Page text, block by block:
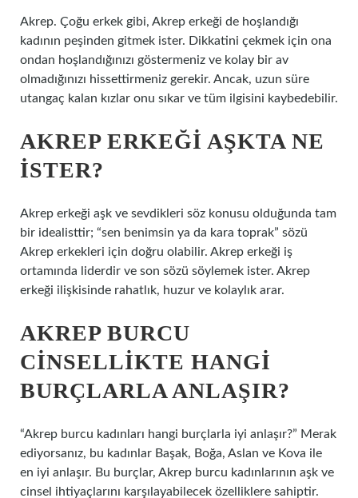
Akrep. Çoğu erkek gibi, Akrep erkeği de hoşlandığı
kadının peşinden gitmek ister. Dikkatini çekmek için ona
ondan hoşlandığınızı göstermeniz ve kolay bir av
olmadığınızı hissettirmeniz gerekir. Ancak, uzun süre
utangaç kalan kızlar onu sıkar ve tüm ilgisini kaybedebilir.
AKREP ERKEĞI AŞKTA NE
ISTER?
Akrep erkeği aşk ve sevdikleri söz konusu olduğunda tam
bir idealisttir; “sen benimsin ya da kara toprak” sözü
Akrep erkekleri için doğru olabilir. Akrep erkeği iş
ortamında liderdir ve son sözü söylemek ister. Akrep
erkeği ilişkisinde rahatlık, huzur ve kolaylık arar.
AKREP BURCU
CINSELLIKTE HANGI
BURÇLARLA ANLAŞIR?
“Akrep burcu kadınları hangi burçlarla iyi anlaşır?” Merak
ediyorsanız, bu kadınlar Başak, Boğa, Aslan ve Kova ile
en iyi anlaşır. Bu burçlar, Akrep burcu kadınlarının aşk ve
cinsel ihtiyaçlarını karşılayabilecek özelliklere sahiptir.